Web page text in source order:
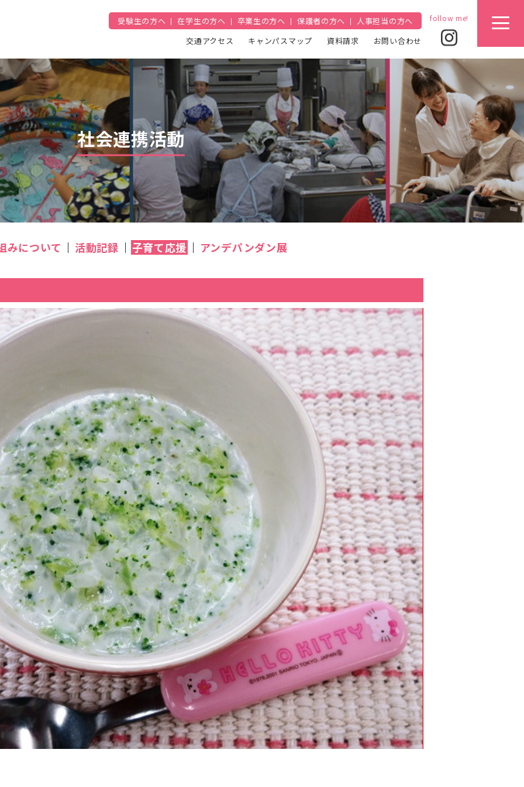
受験生の方へ 在学生の方へ 卒業生の方へ 保護者の方へ
人事担当の方へ
交通アクセス
キャンパスマップ 資料請求 お問い合わせ
社会連携活動
みについて 活動記録 子育て応援 アンデパンダン展